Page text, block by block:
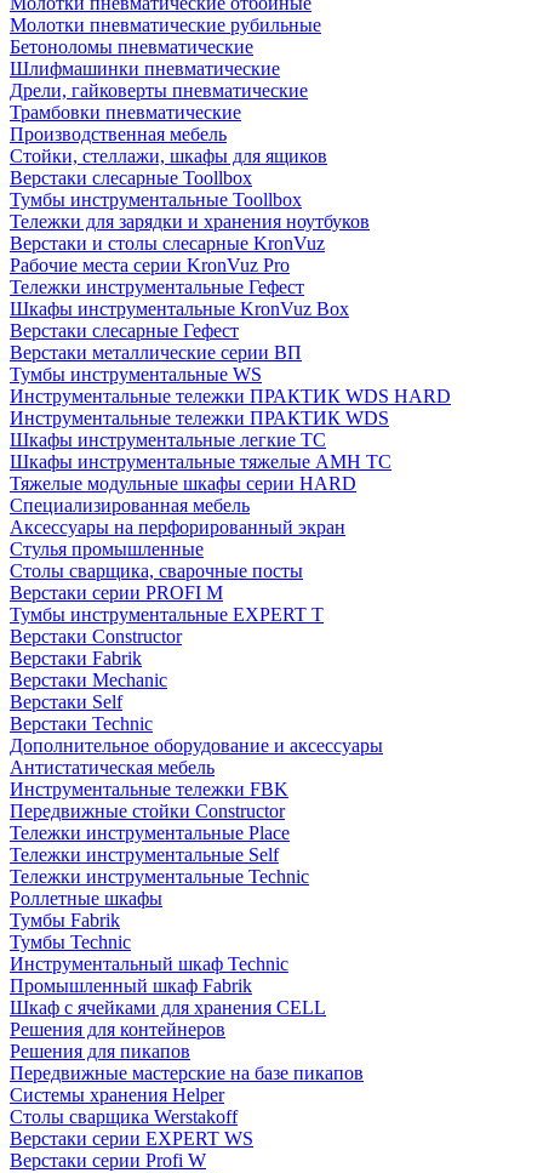
Молотки пневматические рубильные
Бетоноломы пневматические
Шлифмашинки пневматические
Дрели, гайковерты пневматические
Трамбовки пневматические
Производственная мебель
Стойки, стеллажи, шкафы для ящиков
Верстаки слесарные Toollbox
Тумбы инструментальные Toollbox
Тележки для зарядки и хранения ноутбуков
Верстаки и столы слесарные KronVuz
Рабочие места серии KronVuz Pro
Тележки инструментальные Гефест
Шкафы инструментальные KronVuz Box
Верстаки слесарные Гефест
Верстаки металлические серии ВП
Тумбы инструментальные WS
Инструментальные тележки ПРАКТИК WDS HARD
Инструментальные тележки ПРАКТИК WDS
Шкафы инструментальные легкие ТС
Шкафы инструментальные тяжелые AMH TC
Тяжелые модульные шкафы серии HARD
Cпециализированная мебель
Аксессуары на перфорированный экран
Стулья промышленные
Столы сварщика, сварочные посты
Верстаки серии PROFI M
Тумбы инструментальные EXPERT T
Верстаки Constructor
Верстаки Fabrik
Верстаки Mechanic
Верстаки Self
Верстаки Technic
Дополнительное оборудование и аксессуары
Антистатическая мебель
Инструментальные тележки FBK
Передвижные стойки Constructor
Тележки инструментальные Place
Тележки инструментальные Self
Тележки инструментальные Technic
Роллетные шкафы
Тумбы Fabrik
Тумбы Technic
Инструментальный шкаф Technic
Промышленный шкаф Fabrik
Шкаф с ячейками для хранения CELL
Решения для контейнеров
Решения для пикапов
Передвижные мастерские на базе пикапов
Системы хранения Helper
Столы сварщика Werstakoff
Верстаки серии EXPERT WS
Верстаки серии Profi W